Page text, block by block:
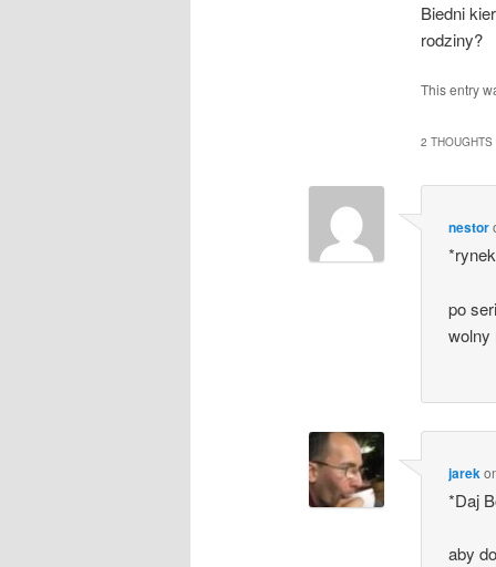
Biedni
rodziny?
This entry
2 THOUGHTS
nestor
po
wolny
jarek
*Daj
aby